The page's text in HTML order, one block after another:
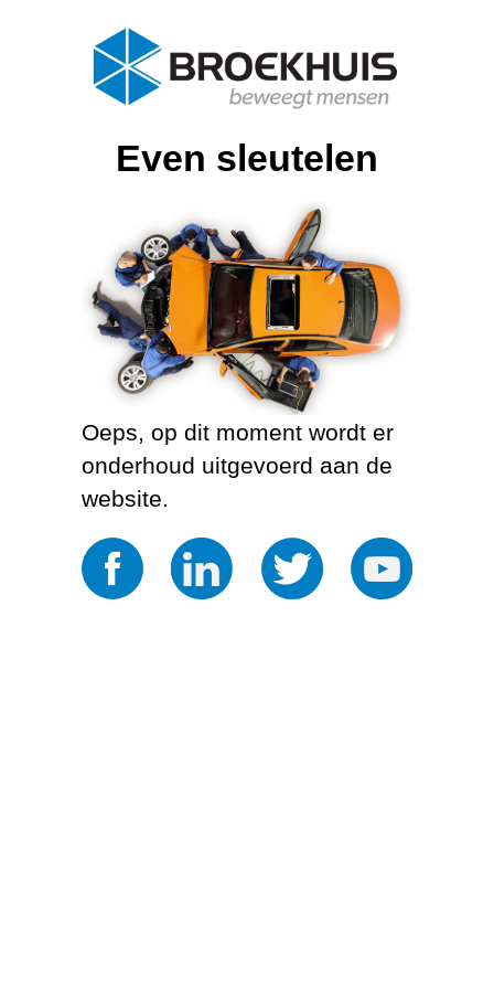
Even sleutelen
Oeps, op dit moment wordt er
onderhoud uitgevoerd aan de
website.